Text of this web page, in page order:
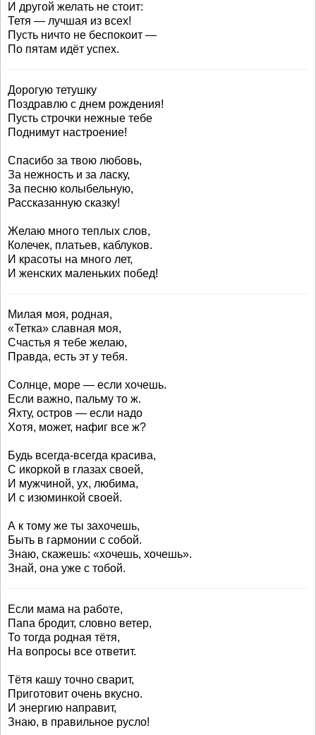
И другой желать не стоит:
Тетя — лучшая из всех!
Пусть ничто не беспокоит —
По пятам идёт успех.
Дорогую тетушку
Поздравлю с днем рождения!
Пусть строчки нежные тебе
Поднимут настроение!
Спасибо за твою любовь,
За нежность и за ласку,
За песню колыбельную,
Рассказанную сказку!
Желаю много теплых слов,
Колечек, платьев, каблуков.
И красоты на много лет,
И женских маленьких побед!
Милая моя, родная,
«Тетка» славная моя,
Счастья я тебе желаю,
Правда, есть эт у тебя.
Солнце, море — если хочешь.
Если важно, пальму то ж.
Яхту, остров — если надо
Хотя, может, нафиг все ж?
Будь всегда-всегда красива,
С икоркой в глазах своей,
И мужчиной, ух, любима,
И с изюминкой своей.
А к тому же ты захочешь,
Быть в гармонии с собой.
Знаю, скажешь: «хочешь, хочешь».
Знай, она уже с тобой.
Если мама на работе,
Папа бродит, словно ветер,
То тогда родная тётя,
На вопросы все ответит.
Тётя кашу точно сварит,
Приготовит очень вкусно.
И энергию направит,
Знаю, в правильное русло!